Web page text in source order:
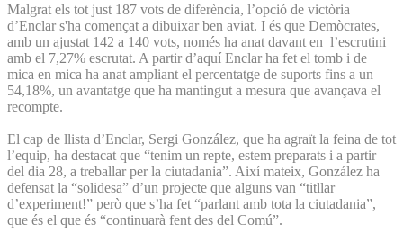
Malgrat els tot just 187 vots de diferència, l’opció de victòria
d’Enclar s'ha començat a dibuixar ben aviat. I és que Demòcrates,
amb un ajustat 142 a 140 vots, només ha anat davant en l’escrutini
amb el 7,27% escrutat. A partir d’aquí Enclar ha fet el tomb i de
mica en mica ha anat ampliant el percentatge de suports fins a un
54,18%, un avantatge que ha mantingut a mesura que avançava el
recompte.
El cap de llista d’Enclar, Sergi González, que ha agraït la feina de tot
l’equip, ha destacat que “tenim un repte, estem preparats i a partir
del dia 28, a treballar per la ciutadania”. Així mateix, González ha
defensat la “solidesa” d’un projecte que alguns van “titllar
d’experiment!” però que s’ha fet “parlant amb tota la ciutadania”,
que és el que és “continuarà fent des del Comú”.